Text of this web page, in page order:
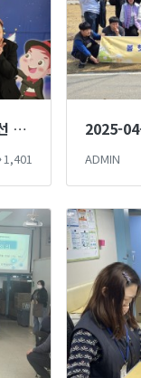
2025-04-10 장애인 인식개선 마술단 마술공연 진행
1,401 ADMIN